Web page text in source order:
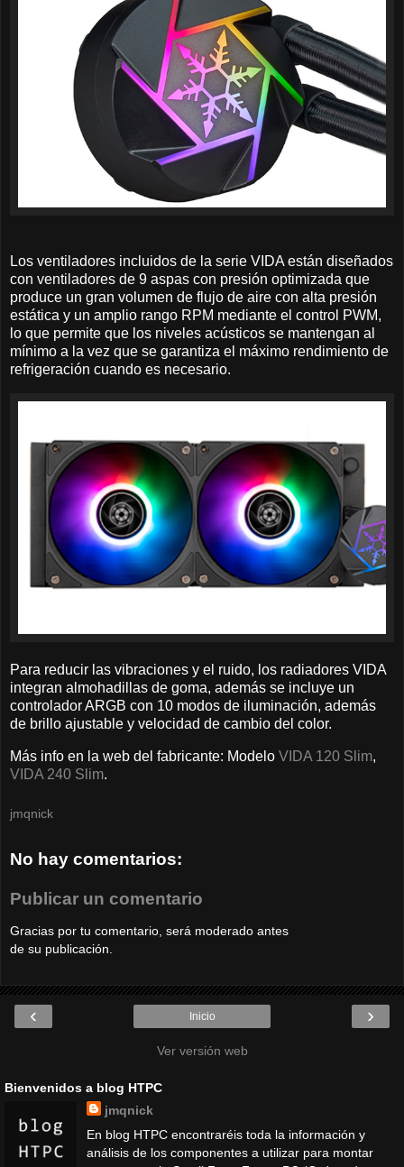
Los ventiladores incluidos de la serie VIDA están diseñados
con ventiladores de 9 aspas con presión optimizada que
produce un gran volumen de flujo de aire con alta presión
estática y un amplio rango RPM mediante el control PWM,
lo que permite que los niveles acústicos se mantengan al
mínimo a la vez que se garantiza el máximo rendimiento de
refrigeración cuando es necesario.
Para reducir las vibraciones y el ruido, los radiadores VIDA
integran almohadillas de goma, además se incluye un
controlador ARGB con 10 modos de iluminación, además
de brillo ajustable y velocidad de cambio del color.
Más info en la web del fabricante: Modelo VIDA 120 Slim,
VIDA 240 Slim.
jmqnick
No hay comentarios:
Publicar un comentario
Gracias por tu comentario, será moderado antes
de su publicación.
‹ ›
Inicio
Ver versión web
Bienvenidos a blog HTPC
jmqnick
En blog HTPC encontraréis toda la información y
análisis de los componentes a utilizar para montar